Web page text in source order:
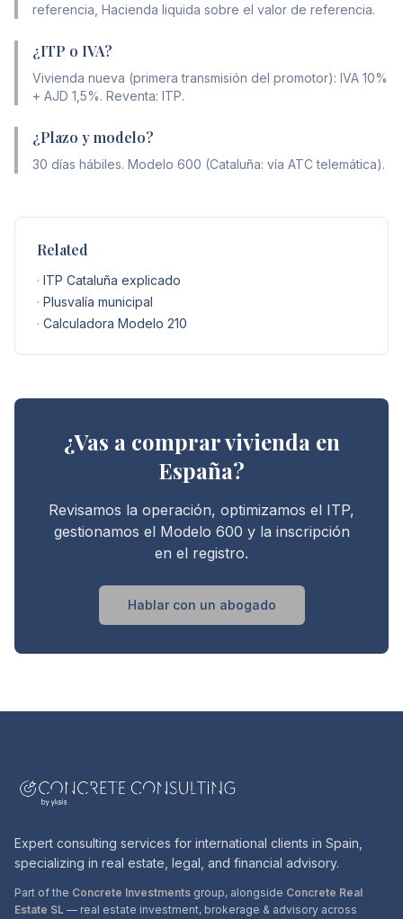
referencia, Hacienda liquida sobre el valor de referencia.
¿ITP o IVA?
Vivienda nueva (primera transmisión del promotor): IVA 10%
+ AJD 1,5%. Reventa: ITP.
¿Plazo y modelo?
30 días hábiles. Modelo 600 (Cataluña: vía ATC telemática).
Related
· ITP Cataluña explicado
· Plusvalía municipal
· Calculadora Modelo 210
¿Vas a comprar vivienda en
España?
Revisamos la operación, optimizamos el ITP,
gestionamos el Modelo 600 y la inscripción
en el registro.
Hablar con un abogado
Expert consulting services for international clients in Spain,
specializing in real estate, legal, and financial advisory.
Part of the Concrete Investments group, alongside Concrete Real
Estate SL — real estate investment, brokerage & advisory across